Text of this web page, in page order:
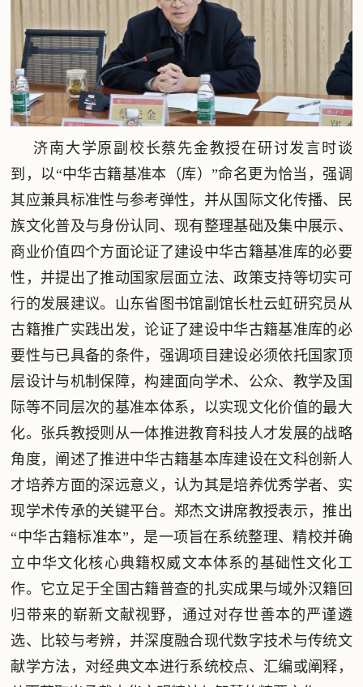
济南大学原副校长蔡先金教授在研讨发言时谈
到，以“中华古籍基准本（库）”命名更为恰当，强调
其应兼具标准性与参考弹性，并从国际文化传播、民
族文化普及与身份认同、现有整理基础及集中展示、
商业价值四个方面论证了建设中华古籍基准库的必要
性，并提出了推动国家层面立法、政策支持等切实可
行的发展建议。山东省图书馆副馆长杜云虹研究员从
古籍推广实践出发，论证了建设中华古籍基准库的必
要性与已具备的条件，强调项目建设必须依托国家顶
层设计与机制保障，构建面向学术、公众、教学及国
际等不同层次的基准本体系，以实现文化价值的最大
化。张兵教授则从一体推进教育科技人才发展的战略
角度，阐述了推进中华古籍基本库建设在文科创新人
才培养方面的深远意义，认为其是培养优秀学者、实
现学术传承的关键平台。郑杰文讲席教授表示，推出
“中华古籍标准本”，是一项旨在系统整理、精校并确
立中华文化核心典籍权威文本体系的基础性文化工
作。它立足于全国古籍普查的扎实成果与域外汉籍回
归带来的崭新文献视野，通过对存世善本的严谨遴
选、比较与考辨，并深度融合现代数字技术与传统文
献学方法，对经典文本进行系统校点、汇编或阐释，